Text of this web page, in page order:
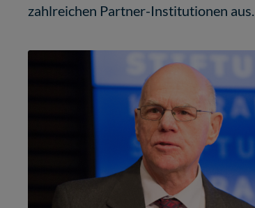
zahlreichen Partner-Institutionen aus.